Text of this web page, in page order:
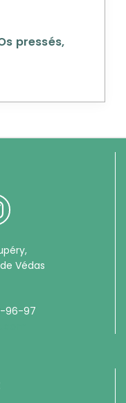
pressés,
Védas
97